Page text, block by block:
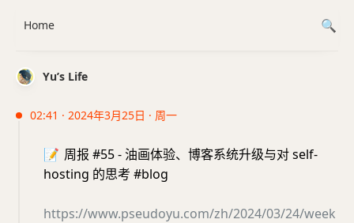
Yu’s Life
02:41 · 2024年3月25日 · 周一
📝 周报 #55 - 油画体验、博客系统升级与对 self-
hosting 的思考 #blog
https://www.pseudoyu.com/zh/2024/03/24/week
Home